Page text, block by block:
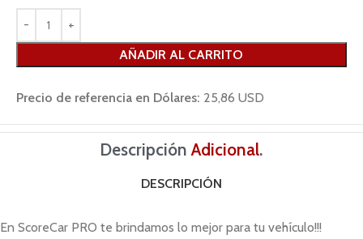
AÑADIR AL CARRITO
Precio de referencia en Dólares: 25,86 USD
DescripciónAdicional.
DESCRIPCIÓN
En ScoreCar PRO te brindamos lo mejor para tu vehículo!!!